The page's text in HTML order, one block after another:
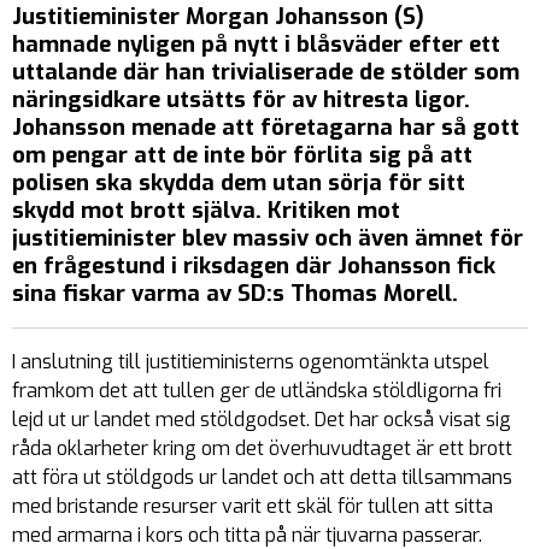
Justitieminister Morgan Johansson (S)
hamnade nyligen på nytt i blåsväder efter ett
uttalande där han trivialiserade de stölder som
näringsidkare utsätts för av hitresta ligor.
Johansson menade att företagarna har så gott
om pengar att de inte bör förlita sig på att
polisen ska skydda dem utan sörja för sitt
skydd mot brott själva. Kritiken mot
justitieminister blev massiv och även ämnet för
en frågestund i riksdagen där Johansson fick
sina fiskar varma av SD:s Thomas Morell.
I anslutning till justitieministerns ogenomtänkta utspel
framkom det att tullen ger de utländska stöldligorna fri
lejd ut ur landet med stöldgodset. Det har också visat sig
råda oklarheter kring om det överhuvudtaget är ett brott
att föra ut stöldgods ur landet och att detta tillsammans
med bristande resurser varit ett skäl för tullen att sitta
med armarna i kors och titta på när tjuvarna passerar.